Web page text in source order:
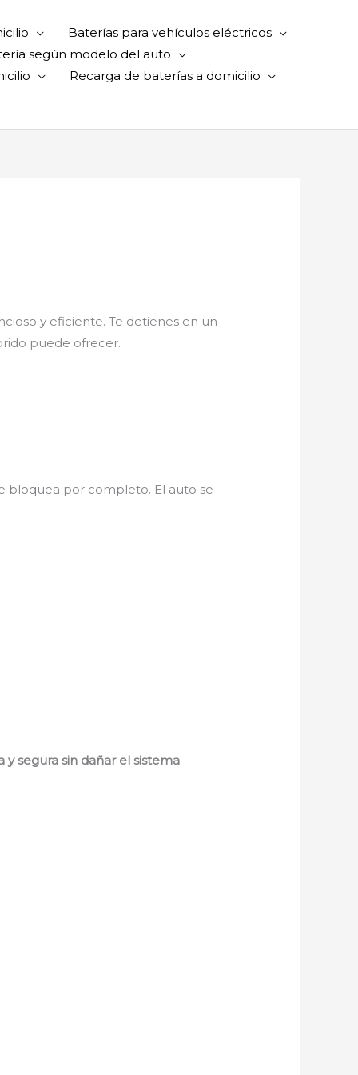
Baterías para vehículos eléctricos
según modelo del auto
Recarga de baterías a domicilio
y eficiente. Te detienes en un
puede ofrecer.
bloquea por completo. El auto se
segura sin dañar el sistema